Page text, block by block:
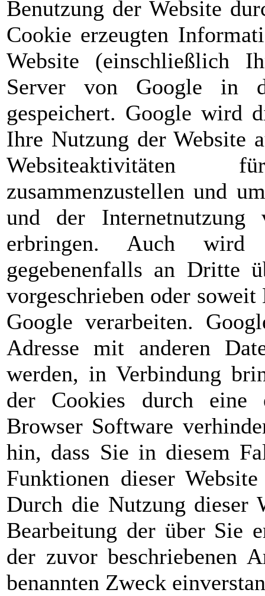
Benutzung der Website
Cookie erzeugten
Website (einschließlich
Server von Google in
gespeichert. Google wird
Ihre Nutzung der Website
Websiteaktivitäten
zusammenzustellen und
und der Internetnutzung
erbringen. Auch wird
gegebenenfalls an Dritte
vorgeschrieben oder
Google verarbeiten.
Adresse mit anderen
werden, in Verbindung
der Cookies durch eine
Browser Software
hin, dass Sie in diesem
Funktionen dieser
Durch die Nutzung dieser
Bearbeitung der über Sie
der zuvor beschriebenen
benannten Zweck